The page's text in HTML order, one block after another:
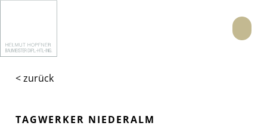
Menü
< zurück
TAGWERKER NIEDERALM